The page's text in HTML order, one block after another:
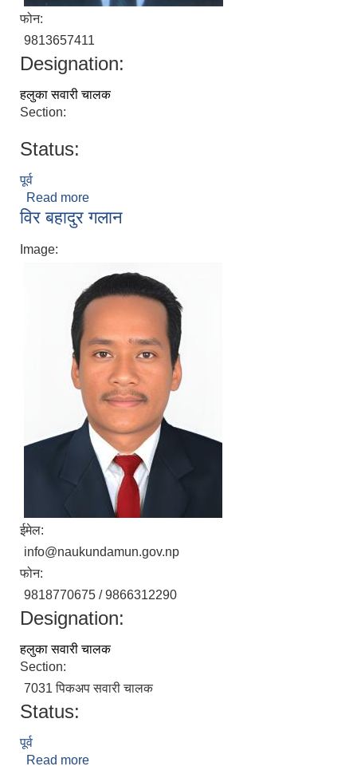
फोन:
9813657411
Designation:
हलुका सवारी चालक
Section:
Status:
पूर्व
Read more
विर बहादुर गलान
Image:
ईमेल:
info@naukundamun.gov.np
फोन:
9818770675 / 9866312290
Designation:
हलुका सवारी चालक
Section:
7031 पिकअप सवारी चालक
Status:
पूर्व
Read more